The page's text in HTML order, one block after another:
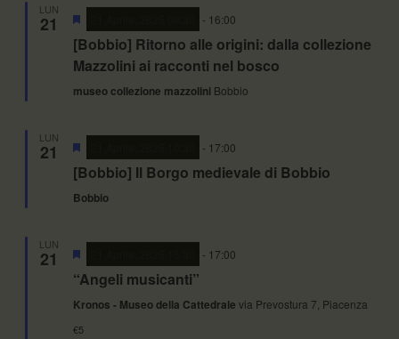
LUN
21 - 16:00
[Bobbio] Ritorno alle origini: dalla collezione
Mazzolini ai racconti nel bosco
museo collezione mazzolini Bobbio
LUN
21 - 17:00
[Bobbio] Il Borgo medievale di Bobbio
Bobbio
LUN
21 - 17:00
“Angeli musicanti”
Kronos - Museo della Cattedrale via Prevostura 7, Piacenza
€5